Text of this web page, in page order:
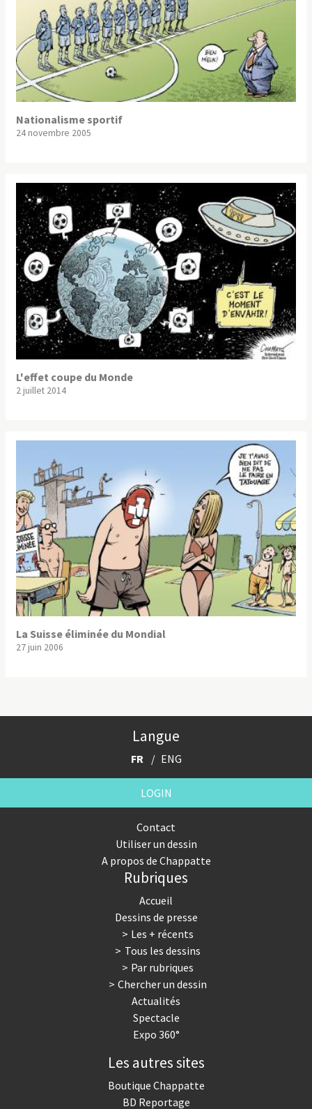
Nationalisme sportif
24 novembre 2005
L'effet coupe du Monde
2 juillet 2014
La Suisse éliminée du Mondial
27 juin 2006
Langue
FR ENG
LOGIN
Contact
Utiliser un dessin
A propos de Chappatte
Rubriques
Accueil
Dessins de presse
Les + récents
Tous les dessins
Par rubriques
Chercher un dessin
Actualités
Spectacle
Expo 360°
Les autres sites
Boutique Chappatte
BD Reportage